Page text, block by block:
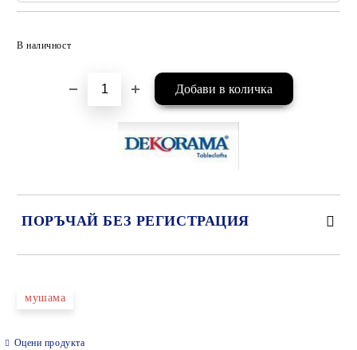
В наличност
ПОРЪЧАЙ БЕЗ РЕГИСТРАЦИЯ
мушама
Оцени продукта